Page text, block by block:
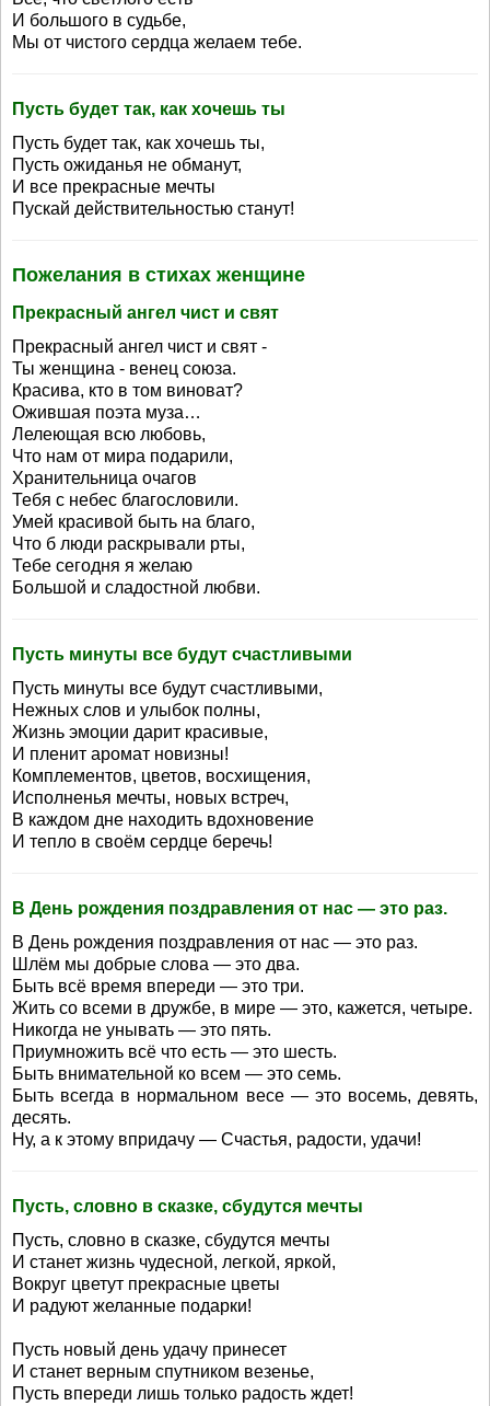
И большого в судьбе,
Мы от чистого сердца желаем тебе.
Пусть будет так, как хочешь ты
Пусть будет так, как хочешь ты,
Пусть ожиданья не обманут,
И все прекрасные мечты
Пускай действительностью станут!
Пожелания в стихах женщине
Прекрасный ангел чист и свят
Прекрасный ангел чист и свят -
Ты женщина - венец союза.
Красива, кто в том виноват?
Ожившая поэта муза…
Лелеющая всю любовь,
Что нам от мира подарили,
Хранительница очагов
Тебя с небес благословили.
Умей красивой быть на благо,
Что б люди раскрывали рты,
Тебе сегодня я желаю
Большой и сладостной любви.
Пусть минуты все будут счастливыми
Пусть минуты все будут счастливыми,
Нежных слов и улыбок полны,
Жизнь эмоции дарит красивые,
И пленит аромат новизны!
Комплементов, цветов, восхищения,
Исполненья мечты, новых встреч,
В каждом дне находить вдохновение
И тепло в своём сердце беречь!
В День рождения поздравления от нас — это раз.
В День рождения поздравления от нас — это раз.
Шлём мы добрые слова — это два.
Быть всё время впереди — это три.
Жить со всеми в дружбе, в мире — это, кажется, четыре.
Никогда не унывать — это пять.
Приумножить всё что есть — это шесть.
Быть внимательной ко всем — это семь.
Быть всегда в нормальном весе — это восемь, девять,
десять.
Ну, а к этому впридачу — Счастья, радости, удачи!
Пусть, словно в сказке, сбудутся мечты
Пусть, словно в сказке, сбудутся мечты
И станет жизнь чудесной, легкой, яркой,
Вокруг цветут прекрасные цветы
И радуют желанные подарки!
Пусть новый день удачу принесет
И станет верным спутником везенье,
Пусть впереди лишь только радость ждет!